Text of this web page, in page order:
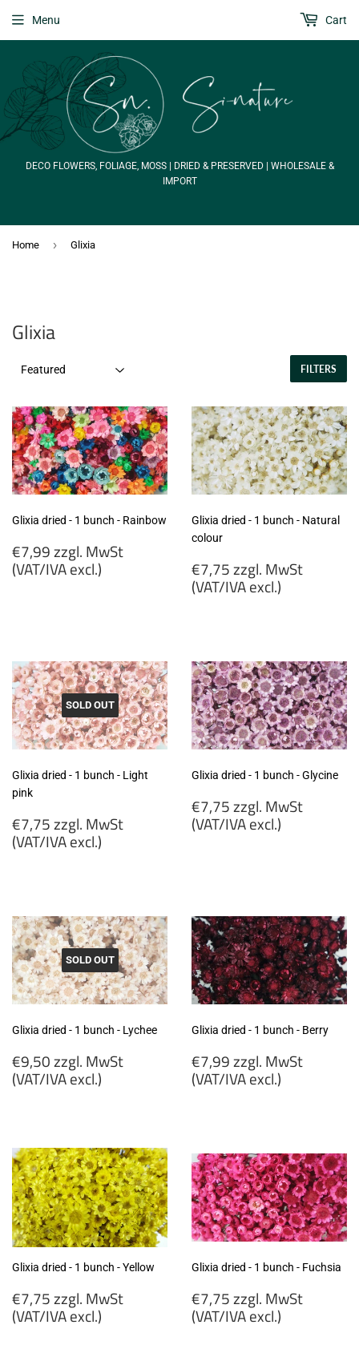
DECO FLOWERS, FOLIAGE, MOSS | DRIED & PRESERVED | WHOLESALE &
IMPORT
Menu Cart
Home › Glixia
Glixia
FILTERS
Glixia dried - 1 bunch - Rainbow
Regular
price
€7,99 zzgl. MwSt
(VAT/IVA excl.)
excl.)
Glixia dried - 1 bunch - Natural
colour
Regular
price
€7,75 zzgl. MwSt
(VAT/IVA excl.)
(VAT/IVA
excl.)
SOLD OUT
Glixia dried - 1 bunch - Light
pink
Regular
price
€7,75 zzgl. MwSt
(VAT/IVA excl.)
(VAT/IVA
excl.)
Glixia dried - 1 bunch - Glycine
Regular
price
€7,75 zzgl. MwSt
(VAT/IVA excl.)
excl.)
SOLD OUT
Glixia dried - 1 bunch - Lychee
Regular
price
€9,50 zzgl. MwSt
(VAT/IVA excl.)
MwSt
(VAT/IVA
excl.)
Glixia dried - 1 bunch - Berry
Regular
price
€7,99 zzgl. MwSt
(VAT/IVA excl.)
(VAT/IVA
excl.)
Glixia dried - 1 bunch - Yellow
Regular
price
€7,75 zzgl. MwSt
(VAT/IVA excl.)
Glixia dried - 1 bunch - Fuchsia
Regular
price
€7,75 zzgl. MwSt
(VAT/IVA excl.)